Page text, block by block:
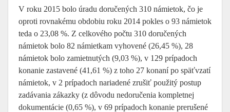
V roku 2015 bolo úradu doručených 310 námietok, čo je
oproti rovnakému obdobiu roku 2014 pokles o 93 námietok
teda o 23,08 %. Z celkového počtu 310 doručených
námietok bolo 82 námietkam vyhovené (26,45 %), 28
námietok bolo zamietnutých (9,03 %), v 129 prípadoch
konanie zastavené (41,61 %) z toho 27 konaní po späťvzatí
námietok, v 2 prípadoch nariadené zrušiť použitý postup
zadávania zákazky (z dôvodu nedoručenia kompletnej
dokumentácie (0,65 %), v 69 prípadoch konanie prerušené